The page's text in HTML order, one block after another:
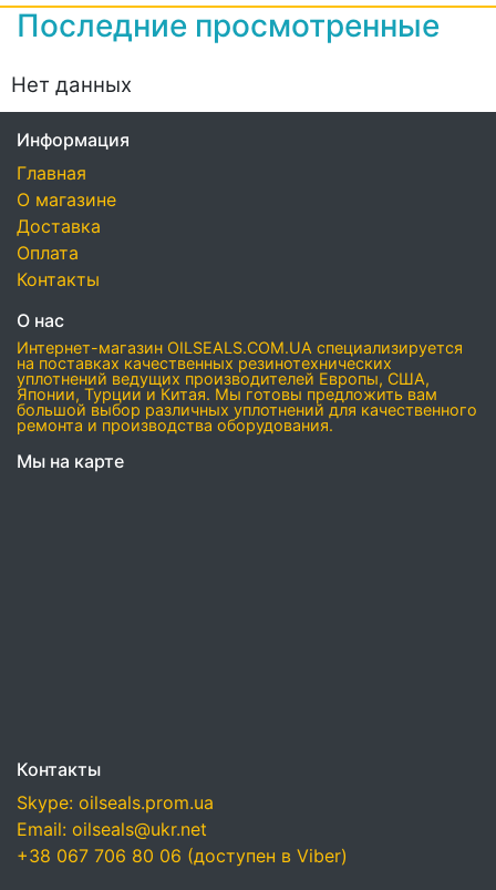
Последние просмотренные
Нет данных
Информация
Главная
О магазине
Доставка
Оплата
Контакты
О нас
Интернет-магазин OILSEALS.COM.UA специализируется
на поставках качественных резинотехнических
уплотнений ведущих производителей Европы, США,
Японии, Турции и Китая. Мы готовы предложить вам
большой выбор различных уплотнений для качественного
ремонта и производства оборудования.
Мы на карте
Контакты
Skype: oilseals.prom.ua
Email: oilseals@ukr.net
+38 067 706 80 06 (доступен в Viber)